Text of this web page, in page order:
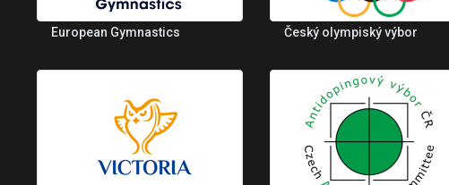
European Gymnastics Český olympiský výbor